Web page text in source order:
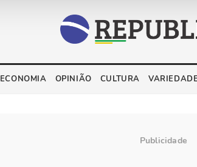
ECONOMIA OPINIÃO CULTURA